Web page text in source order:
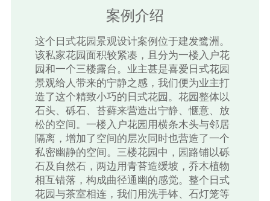
案例介绍
这个日式花园景观设计案例位于建发鹭洲。
该私家花园面积较紧凑，且分为一楼入户花
园和一个三楼露台。业主甚是喜爱日式花园
景观给人带来的宁静之感，我们便为业主打
造了这个精致小巧的日式花园。花园整体以
石头、砾石、苔藓来营造出宁静、惬意、放
松的空间。一楼入户花园用横条木头与邻居
隔离，增加了空间的层次同时也营造了一个
私密幽静的空间。三楼花园中，园路铺以砾
石及自然石，两边用青苔造缓坡，乔木植物
相互错落，构成曲径通幽的感觉。整个日式
花园与茶室相连，我们用洗手钵、石灯笼等